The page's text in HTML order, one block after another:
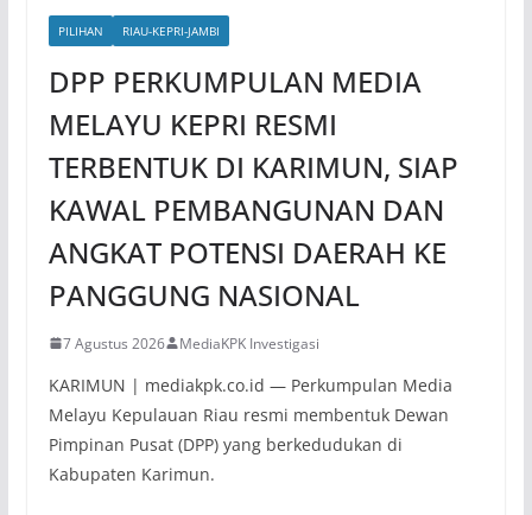
PILIHAN RIAU-KEPRI-JAMBI
DPP PERKUMPULAN MEDIA
MELAYU KEPRI RESMI
TERBENTUK DI KARIMUN, SIAP
KAWAL PEMBANGUNAN DAN
ANGKAT POTENSI DAERAH KE
PANGGUNG NASIONAL
7 Agustus 2026 MediaKPK Investigasi
KARIMUN | mediakpk.co.id — Perkumpulan Media
Melayu Kepulauan Riau resmi membentuk Dewan
Pimpinan Pusat (DPP) yang berkedudukan di
Kabupaten Karimun.